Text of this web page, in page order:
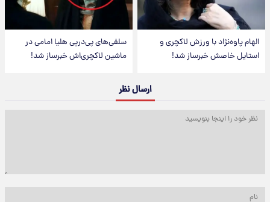
الهام پاوه‌نژاد با ورزش لاکچری و
استایل خاصش خبرساز شد!
سلفی‌های پی‌درپی هلیا امامی در
ماشین لاکچری‌اش خبرساز شد!
ارسال نظر